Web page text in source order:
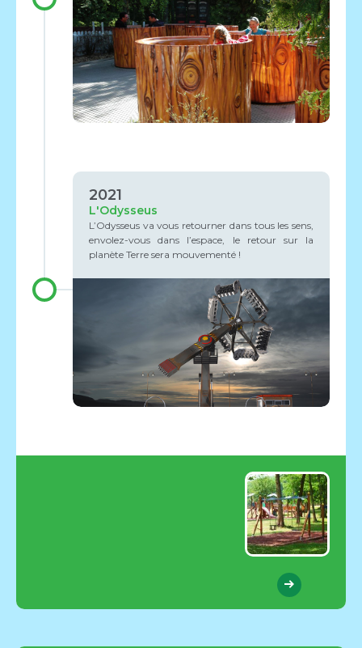
2021
L'Odysseus
L’Odysseus va vous retourner dans tous les sens,
envolez-vous dans l’espace, le retour sur la
planète Terre sera mouvementé !